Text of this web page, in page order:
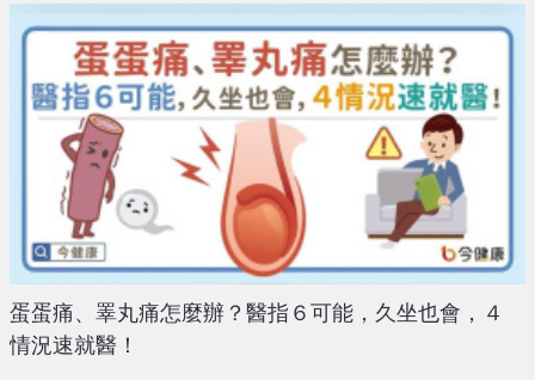
蛋蛋痛、睪丸痛怎麼辦？醫指６可能，久坐也會，４
情況速就醫！